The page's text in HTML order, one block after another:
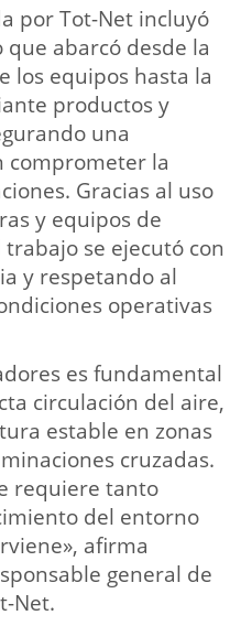
por Tot-Net incluyó
abarcó desde la
los equipos hasta la
productos y
una
comprometer la
Gracias al uso
y equipos de
se ejecutó con
y respetando al
operativas
es fundamental
circulación del aire,
estable en zonas
cruzadas.
requiere tanto
del entorno
afirma
general de
Net.